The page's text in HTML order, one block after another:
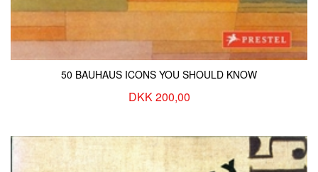
50 BAUHAUS ICONS YOU SHOULD KNOW
DKK 200,00